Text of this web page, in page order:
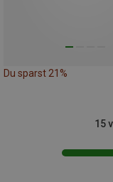
Du sparst 21%
15